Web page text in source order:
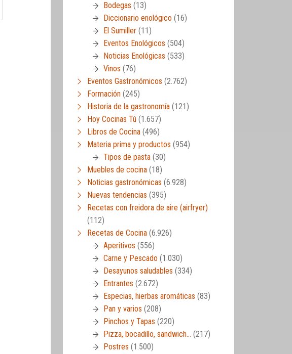
Bodegas (13)
Diccionario enológico (16)
El Sumiller (11)
Eventos Enológicos (504)
Noticias Enológicas (533)
Vinos (76)
Eventos Gastronómicos (2.762)
Formación (245)
Historia de la gastronomía (121)
Hoy Cocinas Tú (1.657)
Libros de Cocina (496)
Materia prima y productos (954)
Tipos de pasta (30)
Muebles de cocina (18)
Noticias gastronómicas (6.928)
Nuevas tendencias (395)
Recetas con freidora de aire (airfryer)
(112)
Recetas de Cocina (6.926)
Aperitivos (556)
Carne y Pescado (1.030)
Desayunos saludables (334)
Entrantes (2.672)
Especias, hierbas aromáticas (83)
Pan y varios (208)
Pinchos y Tapas (220)
Pizza, bocadillo, sandwich… (217)
Postres (1.500)